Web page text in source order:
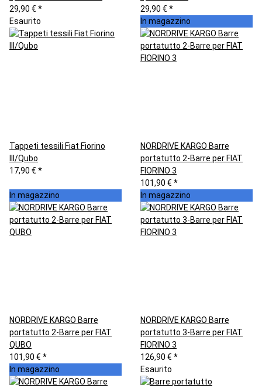
29,90 € *
29,90 € *
Esaurito
Tappeti tessili Fiat Fiorino
III/Qubo
17,90 € *
In magazzino
NORDRIVE KARGO Barre
portatutto 2-Barre per FIAT
FIORINO 3
101,90 € *
In magazzino
NORDRIVE KARGO Barre
portatutto 2-Barre per FIAT
QUBO
101,90 € *
In magazzino
NORDRIVE KARGO Barre
portatutto 3-Barre per FIAT
FIORINO 3
126,90 € *
In magazzino
Esaurito